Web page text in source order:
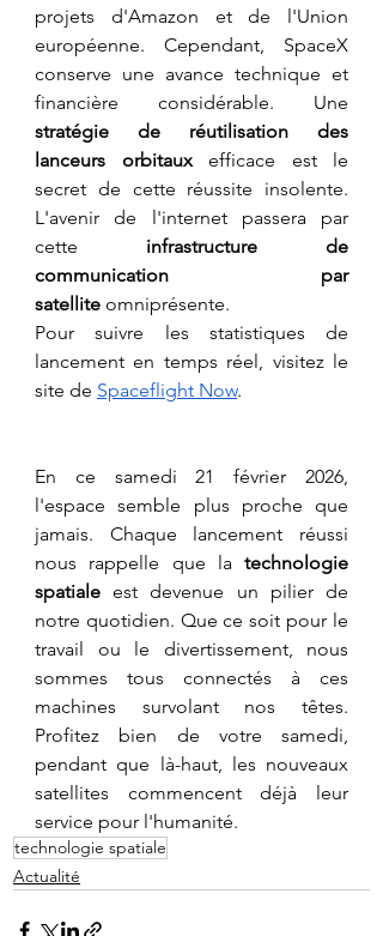
projets d'Amazon et de l'Union
européenne. Cependant, SpaceX
conserve une avance technique et
stratégie de réutilisation des
lanceurs orbitaux efficace est le
secret de cette réussite insolente.
L'avenir de l'internet passera par
cette infrastructure de
communication par
satellite omniprésente.
​Pour suivre les statistiques de
lancement en temps réel, visitez le
site de Spaceflight Now.
​En ce samedi 21 février 2026,
l'espace semble plus proche que
jamais. Chaque lancement réussi
nous rappelle que la technologie
spatiale est devenue un pilier de
notre quotidien. Que ce soit pour le
travail ou le divertissement, nous
sommes tous connectés à ces
machines survolant nos têtes.
Profitez bien de votre samedi,
pendant que là-haut, les nouveaux
satellites commencent déjà leur
service pour l'humanité.
technologie spatiale
Actualité